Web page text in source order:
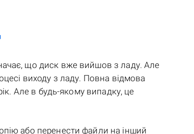
що диск вже вийшов з ладу. Але
виходу з ладу. Повна відмова
Але в будь-якому випадку, це
або перенести файли на інший